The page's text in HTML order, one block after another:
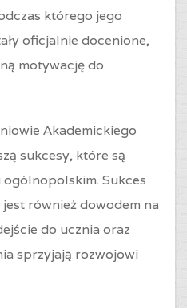
którego jego
oficjalnie docenione,
motywację do
Akademickiego
sukcesy, które są
ogólnopolskim. Sukces
również dowodem na
do ucznia oraz
sprzyjają rozwojowi